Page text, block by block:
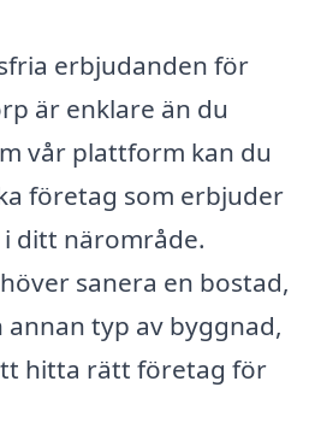
erbjudanden för
är enklare än du
vår plattform kan du
företag som erbjuder
ditt närområde.
sanera en bostad,
typ av byggnad,
hitta rätt företag för